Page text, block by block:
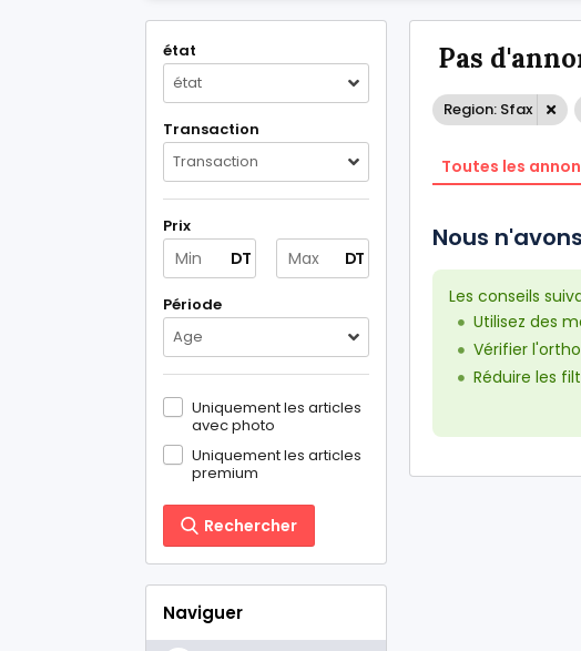
état
état
Transaction
Transaction
Prix
DT DT
Période
Age
Uniquement les articles
avec photo
Uniquement les articles
premium
Rechercher
Naviguer
Pas
Region: Sfax
Toutes les
Nous
Les conseils
Utilisez des
Vérifier
Réduire les